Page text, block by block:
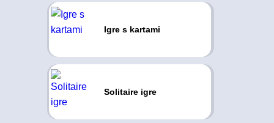
Igre s kartami
Solitaire igre